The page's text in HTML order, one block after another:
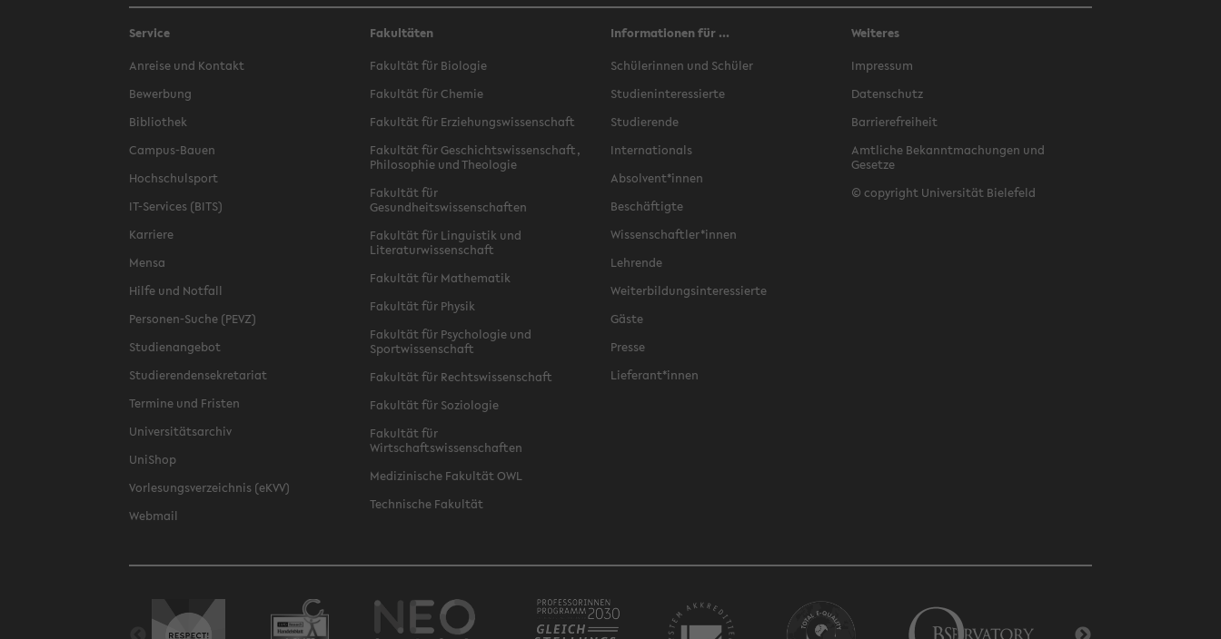
Service
Anreise und Kontakt
Bewerbung
Bibliothek
Campus-Bauen
Hochschulsport
IT-Services (BITS)
Karriere
Mensa
Hilfe und Notfall
Personen-Suche (PEVZ)
Studienangebot
Studierendensekretariat
Termine und Fristen
Universitätsarchiv
UniShop
Vorlesungsverzeichnis (eKVV)
Webmail
Fakultäten
Fakultät für Biologie
Fakultät für Chemie
Fakultät für Erziehungswissenschaft
Fakultät für Geschichtswissenschaft,
Philosophie und Theologie
Fakultät für
Gesundheitswissenschaften
Fakultät für Linguistik und
Literaturwissenschaft
Fakultät für Mathematik
Fakultät für Physik
Fakultät für Psychologie und
Sportwissenschaft
Fakultät für Rechtswissenschaft
Fakultät für Soziologie
Fakultät für
Wirtschaftswissenschaften
Medizinische Fakultät OWL
Technische Fakultät
Informationen für ...
Schülerinnen und Schüler
Studieninteressierte
Studierende
Internationals
Absolvent*innen
Beschäftigte
Wissenschaftler*innen
Lehrende
Weiterbildungsinteressierte
Gäste
Presse
Lieferant*innen
Weiteres
Impressum
Datenschutz
Barrierefreiheit
Amtliche Bekanntmachungen und
Gesetze
© copyright Universität Bielefeld